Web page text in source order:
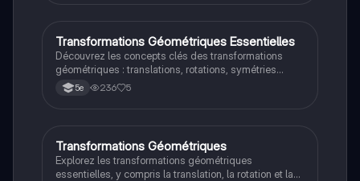
Maths
Transformations Géométriques Essentielles
Découvrez les concepts clés des transformations
géométriques : translations, rotations, symétries
axiales et centrales. Apprenez à identifier les
éléments nécessaires pour chaque type de
mathématiques cherchant à maîtriser les bases de la
géométrie.
5e 236 5
Maths
Transformations Géométriques
Explorez les transformations géométriques
essentielles, y compris la translation, la rotation et la